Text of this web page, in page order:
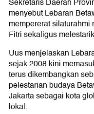
Sekretaris Daerah
menyebut Lebaran
mempererat
Fitri sekaligus
Uus menjelaskan
sejak 2008 kini
terus dikembangkan
pelestarian budaya
Jakarta sebagai kota
lokal.